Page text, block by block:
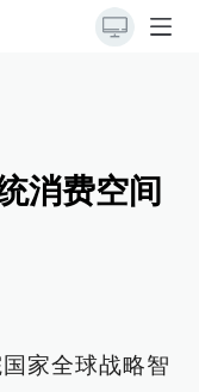
消费空间
家全球战略智